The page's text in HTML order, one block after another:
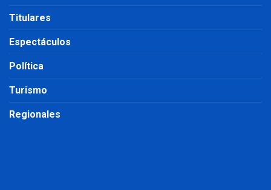
Titulares
Espectáculos
Política
Turismo
Regionales